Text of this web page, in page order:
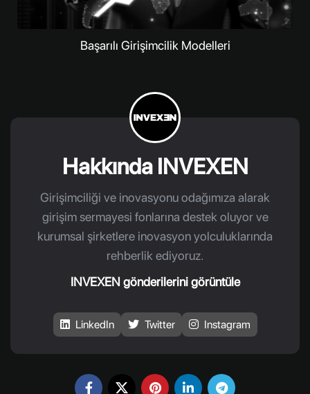
Başarılı Girişimcilik Modelleri
Hakkında INVEXEN
Girişimciliği ve inovasyonu odağımıza alarak
girişim sermayesi fonlarına destek oluyor ve
kurumsal şirketlere inovasyon yolculuklarında
rehberlik ediyoruz.
INVEXEN gönderilerini görüntüle
LinkedIn Twitter Instagram